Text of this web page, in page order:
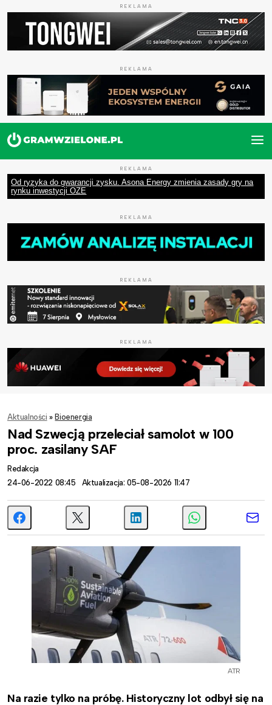
REKLAMA
REKLAMA
REKLAMA
Od ryzyka do gwarancji zysku. Asona Energy zmienia zasady gry na
rynku inwestycji OZE
REKLAMA
REKLAMA
REKLAMA
Aktualności » Bioenergia
Nad Szwecją przeleciał samolot w 100
proc. zasilany SAF
Redakcja
24-06-2022 08:45
Aktualizacja: 05-08-2026 11:47
ATR
Na razie tylko na próbę. Historyczny lot odbył się na